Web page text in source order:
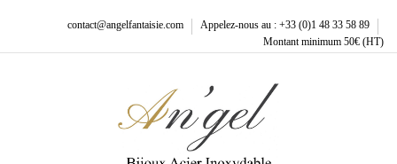
contact@angelfantaisie.com
Appelez-nous au : +33 (0)1 48 33 58 89
Montant minimum 50€ (HT)